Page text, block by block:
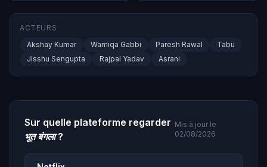
ACTEURS
Akshay Kumar
Wamiqa Gabbi Paresh Rawal
Tabu
Jisshu Sengupta
Rajpal Yadav Asrani
Sur quelle plateforme regarder
भूत बंगला?
Mis à jour le
02/08/2026